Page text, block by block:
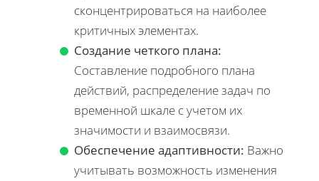
сконцентрироваться на наиболее
критичных элементах.
Создание четкого плана:
Составление подробного плана
действий, распределение задач по
временной шкале с учетом их
значимости и взаимосвязи.
Обеспечение адаптивности: Важно
учитывать возможность изменения